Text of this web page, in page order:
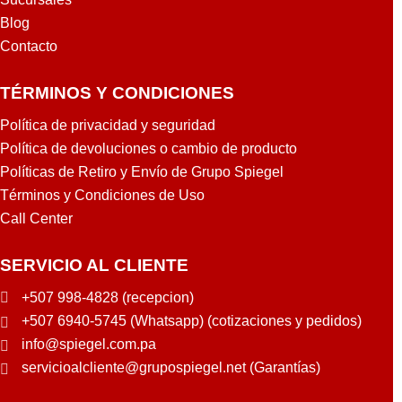
Blog
Contacto
TÉRMINOS Y CONDICIONES
Política de privacidad y seguridad
Política de devoluciones o cambio de producto
Políticas de Retiro y Envío de Grupo Spiegel
Términos y Condiciones de Uso
Call Center
SERVICIO AL CLIENTE
+507 998-4828 (recepcion)
+507 6940-5745 (Whatsapp) (cotizaciones y pedidos)
info@spiegel.com.pa
servicioalcliente@grupospiegel.net (Garantías)